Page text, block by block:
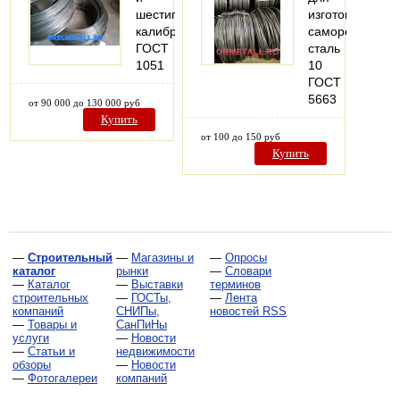
шестигранник
калиброванный
ГОСТ
1051
от 90 000 до 130 000 руб
Купить
изготовления
саморезов
сталь
10
ГОСТ
5663
от 100 до 150 руб
Купить
— Строительный
каталог
— Каталог
строительных
компаний
— Товары и
услуги
— Статьи и
обзоры
— Фотогалереи
— Магазины и
рынки
— Выставки
— ГОСТы,
СНИПы,
СанПиНы
— Новости
недвижимости
— Новости
компаний
— Опросы
— Словари
терминов
— Лента
новостей RSS